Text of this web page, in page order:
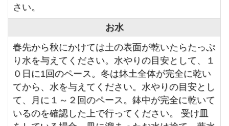
さい。
お水
春先から秋にかけては土の表面が乾いたらたっぷ
り水を与えてください。水やりの目安として、１
０日に1回のペース。冬は鉢土全体が完全に乾い
てから、水を与えてください。水やりの目安とし
て、月に１～２回のペース。鉢中が完全に乾いて
いるのを確認した上で行ってください。 受け皿